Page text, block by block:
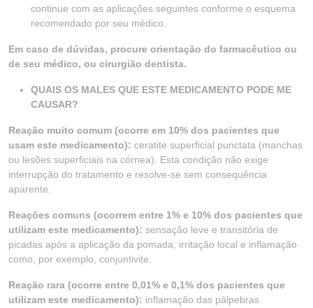
continue com as aplicações seguintes conforme o esquema
recomendado por seu médico.
Em caso de dúvidas, procure orientação do farmacêutico ou
de seu médico, ou cirurgião dentista.
QUAIS OS MALES QUE ESTE MEDICAMENTO PODE ME
CAUSAR?
Reação muito comum (ocorre em 10% dos pacientes que
usam este medicamento): ceratite superficial punctata (manchas
ou lesões superficiais na córnea). Esta condição não exige
interrupção do tratamento e resolve-se sem consequência
aparente.
Reações comuns (ocorrem entre 1% e 10% dos pacientes que
utilizam este medicamento): sensação leve e transitória de
picadas após a aplicação da pomada, irritação local e inflamação
como, por exemplo, conjuntivite.
Reação rara (ocorre entre 0,01% e 0,1% dos pacientes que
utilizam este medicamento): inflamação das pálpebras